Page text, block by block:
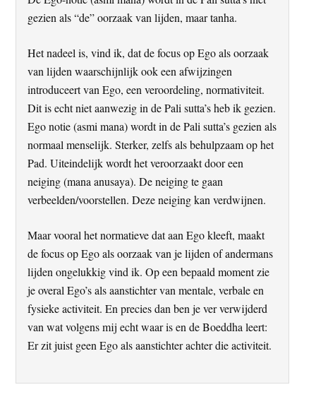
gezien als “de” oorzaak van lijden, maar tanha.
Het nadeel is, vind ik, dat de focus op Ego als oorzaak
van lijden waarschijnlijk ook een afwijzingen
introduceert van Ego, een veroordeling, normativiteit.
Dit is echt niet aanwezig in de Pali sutta’s heb ik gezien.
Ego notie (asmi mana) wordt in de Pali sutta’s gezien als
normaal menselijk. Sterker, zelfs als behulpzaam op het
Pad. Uiteindelijk wordt het veroorzaakt door een
neiging (mana anusaya). De neiging te gaan
verbeelden/voorstellen. Deze neiging kan verdwijnen.
Maar vooral het normatieve dat aan Ego kleeft, maakt
de focus op Ego als oorzaak van je lijden of andermans
lijden ongelukkig vind ik. Op een bepaald moment zie
je overal Ego’s als aanstichter van mentale, verbale en
fysieke activiteit. En precies dan ben je ver verwijderd
van wat volgens mij echt waar is en de Boeddha leert:
Er zit juist geen Ego als aanstichter achter die activiteit.